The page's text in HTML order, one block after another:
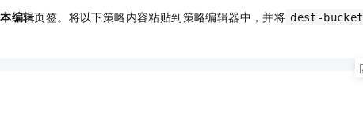
编辑页签。将以下策略内容粘贴到策略编辑器中，并将 dest-bucket